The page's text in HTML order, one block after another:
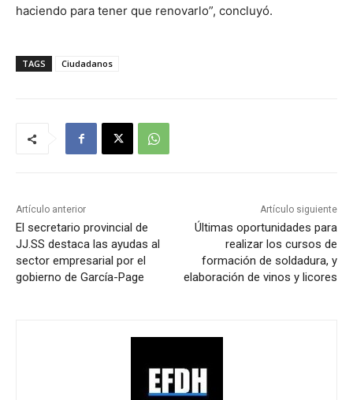
haciendo para tener que renovarlo”, concluyó.
TAGS Ciudadanos
Artículo anterior
El secretario provincial de
JJ.SS destaca las ayudas al
sector empresarial por el
gobierno de García-Page
Artículo siguiente
Últimas oportunidades para
realizar los cursos de
formación de soldadura, y
elaboración de vinos y licores